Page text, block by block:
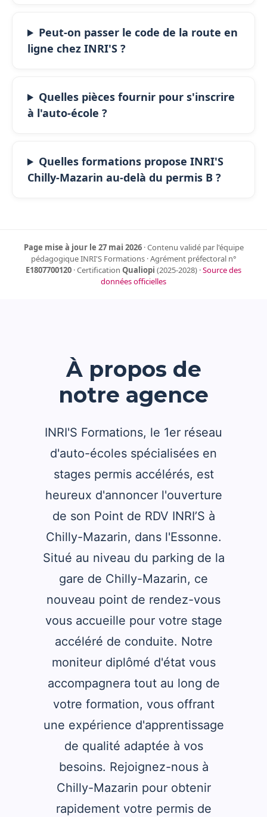
Peut-on passer le code de la route en
ligne chez INRI'S ?
Quelles pièces fournir pour s'inscrire
à l'auto-école ?
Quelles formations propose INRI'S
Chilly-Mazarin au-delà du permis B ?
Page mise à jour le 27 mai 2026· Contenu validé par l'équipe
pédagogique INRI'S Formations · Agrément préfectoral n°
E1807700120 · Certification Qualiopi (2025-2028) ·Source des
données officielles
À propos de
notre agence
INRI'S Formations, le 1er réseau
d'auto-écoles spécialisées en
stages permis accélérés, est
heureux d'annoncer l'ouverture
de son Point de RDV INRI’S à
Chilly-Mazarin, dans l'Essonne.
Situé au niveau du parking de la
gare de Chilly-Mazarin, ce
nouveau point de rendez-vous
vous accueille pour votre stage
accéléré de conduite. Notre
moniteur diplômé d'état vous
accompagnera tout au long de
votre formation, vous offrant
une expérience d'apprentissage
de qualité adaptée à vos
besoins. Rejoignez-nous à
Chilly-Mazarin pour obtenir
rapidement votre permis de